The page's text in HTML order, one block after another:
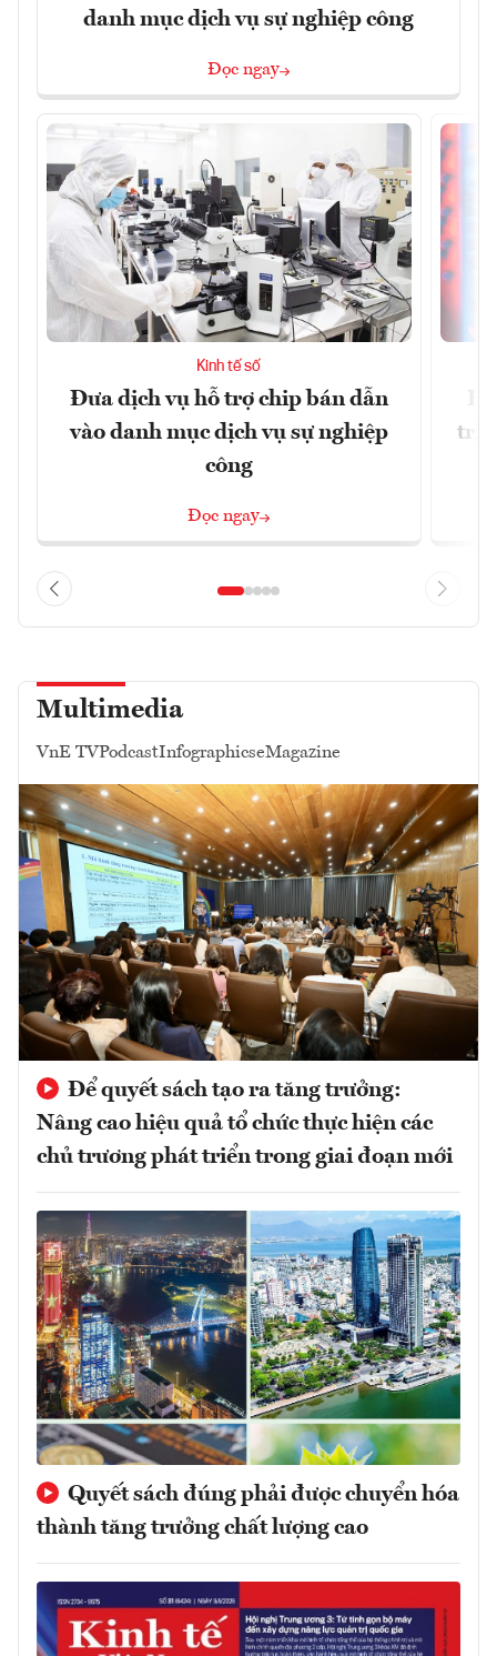
danh mục dịch vụ sự nghiệp công
Đọc ngay
Kinh tế số
Đưa dịch vụ hỗ trợ chip bán dẫn
vào danh mục dịch vụ sự nghiệp
công
Đọc ngay
trị
Multimedia
VnE TVPodcastInfographicseMagazine
Để quyết sách tạo ra tăng trưởng:
Nâng cao hiệu quả tổ chức thực hiện các
chủ trương phát triển trong giai đoạn mới
Quyết sách đúng phải được chuyển hóa
thành tăng trưởng chất lượng cao